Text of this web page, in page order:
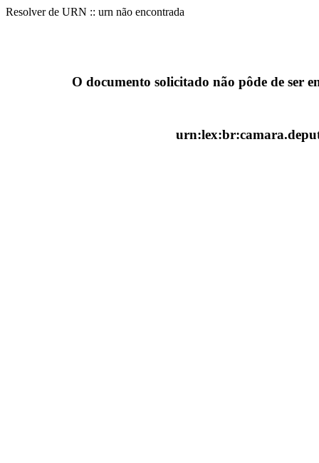
Resolver de URN :: urn não encontrada
O documento solicitado não pôde de ser